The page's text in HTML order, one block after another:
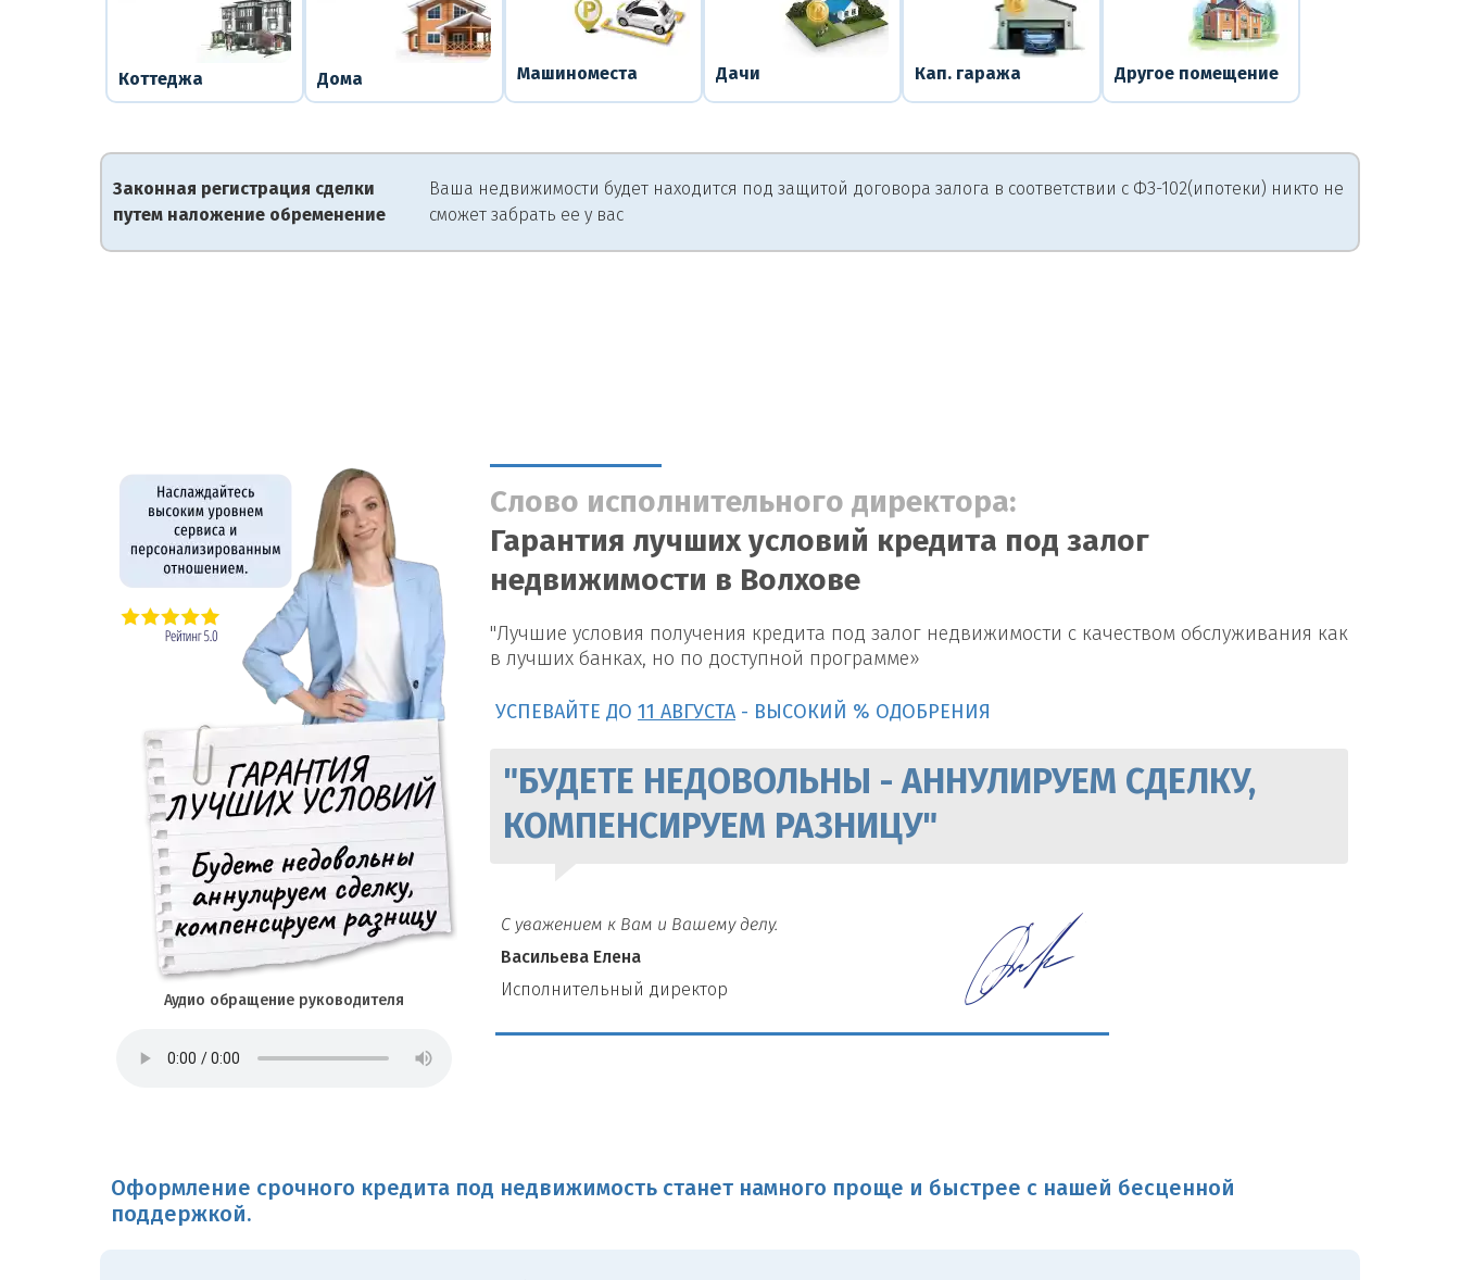
Коттеджа Дома Машиноместа Дачи Кап. гаража Другое помещение
Законная регистрация сделки
путем наложение обременение
Ваша недвижимости будет находится под защитой договора залога в соответствии с ФЗ-102(ипотеки) никто не
сможет забрать ее у вас
Аудио обращение руководителя
Слово исполнительного директора:
Гарантия лучших условий кредита под залог
недвижимости в Волхове
"Лучшие условия получения кредита под залог недвижимости с качеством обслуживания как
в лучших банках, но по доступной программе»
УСПЕВАЙТЕ ДО 11 АВГУСТА - ВЫСОКИЙ % ОДОБРЕНИЯ
"БУДЕТЕ НЕДОВОЛЬНЫ - АННУЛИРУЕМ СДЕЛКУ,
КОМПЕНСИРУЕМ РАЗНИЦУ"
С уважением к Вам и Вашему делу.
Васильева Елена
И сполнительный директор
Оформление срочного кредита под недвижимость станет намного проще и быстрее с нашей бесценной
поддержкой.